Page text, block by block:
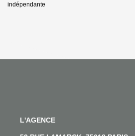
indépendante
L'AGENCE